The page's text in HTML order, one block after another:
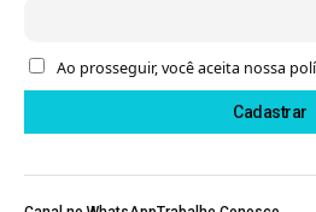
Ao prosseguir, você aceita nossa